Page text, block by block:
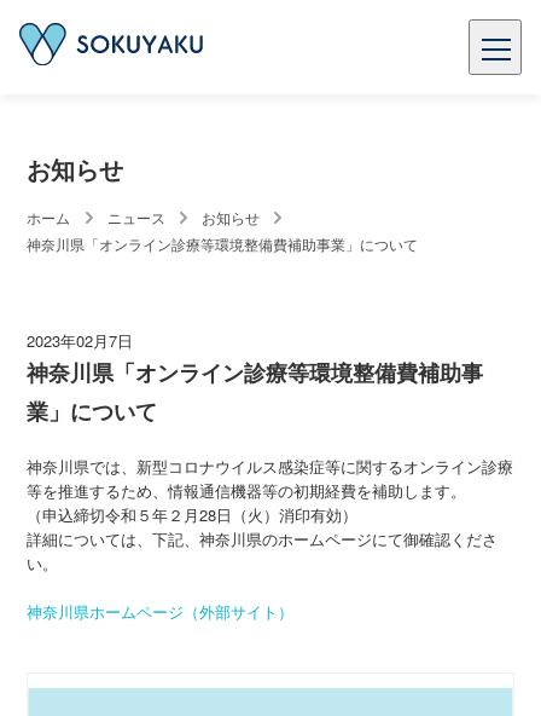
お知らせ
ホーム ニュース
お知らせ
神奈川県「オンライン診療等環境整備費補助事業」について
2023年02月7日
神奈川県「オンライン診療等環境整備費補助事
業」について
神奈川県では、新型コロナウイルス感染症等に関するオンライン診療
等を推進するため、情報通信機器等の初期経費を補助します。
（申込締切令和５年２月28日（火）消印有効）
詳細については、下記、神奈川県のホームページにて御確認くださ
い。
神奈川県ホームページ（外部サイト）